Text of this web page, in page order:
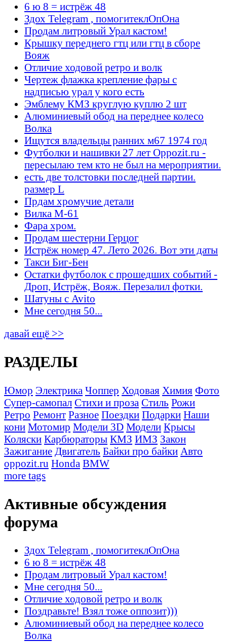
6 ю 8 = истрёж 48
Здох Telegram , помогитеклОпОна
Продам литровый Урал кастом!
Крышку переднего гтц или гтц в сборе
Вояж
Отличие ходовой ретро и волк
Чертеж флажка крепление фары с
надписью урал у кого есть
Эмблему КМЗ круглую куплю 2 шт
Алюминиевый обод на переднее колесо
Волка
Ищутся владельцы ранних м67 1974 год
Футболки и нашивки 27 лет Oppozit.ru -
пересылаю тем кто не был на мероприятии.
есть две толстовки последней партии.
размер L
Прдам хромучие детали
Вилка М-61
Фара хром.
Продам шестерни Герцог
Истрёж номер 47. Лето 2026. Вот эти даты
Такси Биг-Бен
Остатки футболок с прошедших событий -
Дроп, Истрёж, Вояж. Перезалил фотки.
Шатуны с Avito
Мне сегодня 50...
давай ещё >>
РАЗДЕЛЫ
Юмор Электрика Чоппер Ходовая Химия Фото
Супер-самопал Стихи и проза Стиль Рожи
Ретро Ремонт Разное Поездки Подарки Наши
кони Мотомир Модели 3D Модели Крысы
Коляски Карбюраторы КМЗ ИМЗ Закон
Зажигание Двигатель Байки про байки Авто
oppozit.ru Honda BMW
more tags
Активные обсуждения
форума
Здох Telegram , помогитеклОпОна
6 ю 8 = истрёж 48
Продам литровый Урал кастом!
Мне сегодня 50...
Отличие ходовой ретро и волк
Поздравьте! Взял тоже оппозит)))
Алюминиевый обод на переднее колесо
Волка